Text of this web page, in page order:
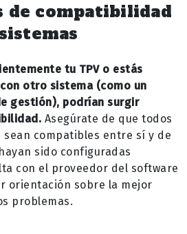
de compatibilidad
tu TPV o estás
otro sistema (como un
gestión), podrían surgir
Asegúrate de que todos
compatibles entre sí y de
sido configuradas
con el proveedor del software
orientación sobre la mejor
problemas.